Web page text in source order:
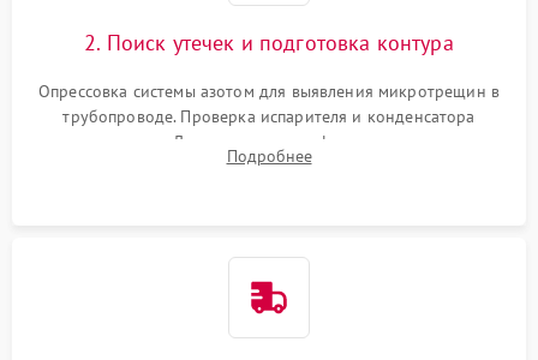
2. Поиск утечек и подготовка контура
Опрессовка системы азотом для выявления микротрещин в
трубопроводе. Проверка испарителя и конденсатора
течеискателем. Демонтаж старого фильтра-осушителя и
продувка капиллярной трубки для устранения засоров.
Подробнее